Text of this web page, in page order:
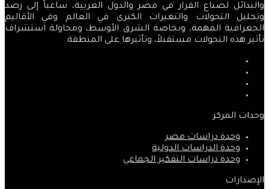
والبدائل لصناع القرار في مصر والدول العربية، ساعياً إلى رصد
وتحليل التحولات والتغيرات الكبرى في العالم وفي الأقاليم
الجغرافية المهمة، وبخاصة الشرق الأوسط، ومحاولة استشراف
تأثير هذه التحولات مستقبلاً، وتأثيرها على المنطقة.
وحدات المركز
وحدة دراسات مصر
وحدة الدراسات الدولية
وحدة دراسات التفكير الجماعي
الإصدارات